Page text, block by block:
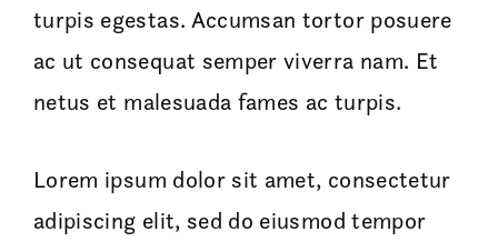
turpis egestas. Accumsan tortor posuere
ac ut consequat semper viverra nam. Et
netus et malesuada fames ac turpis.
Lorem ipsum dolor sit amet, consectetur
adipiscing elit, sed do eiusmod tempor